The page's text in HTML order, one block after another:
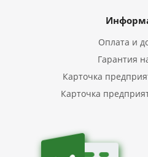
Оплата и
Гарантия
Карточка
Карточка